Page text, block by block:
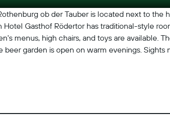
ob der Tauber is located next to the
Hotel Gasthof Rödertor has traditional-style
menus, high chairs, and toys are available.
beer garden is open on warm evenings.